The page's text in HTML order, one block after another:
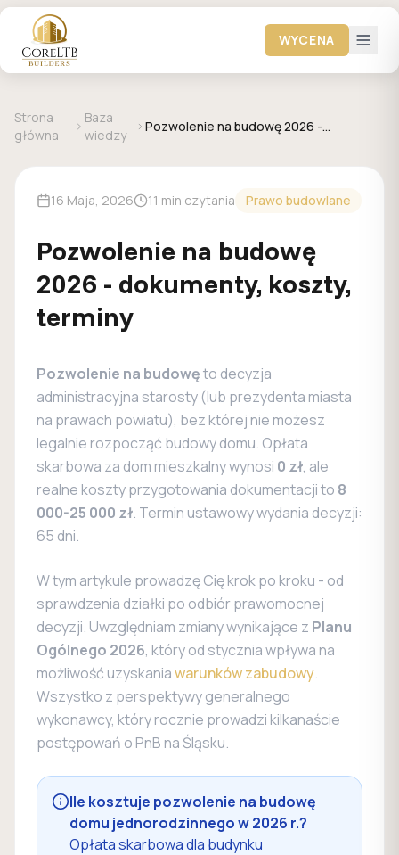
WYCENA
Strona
główna
Baza
wiedzy
Pozwolenie na budowę 2026 -
16 Maja, 2026 11 min czytania Prawo budowlane
Pozwolenie na budowę
2026 - dokumenty, koszty,
terminy
Pozwolenie na budowęto decyzja
administracyjna starosty (lub prezydenta miasta
na prawach powiatu), bez której nie możesz
legalnie rozpocząć budowy domu. Opłata
skarbowa za dom mieszkalny wynosi 0 zł, ale
realne koszty przygotowania dokumentacji to 8
000-25 000 zł. Termin ustawowy wydania decyzji:
65 dni.
W tym artykule prowadzę Cię krok po kroku - od
sprawdzenia działki po odbiór prawomocnej
decyzji. Uwzględniam zmiany wynikające z Planu
Ogólnego 2026, który od stycznia wpływa na
możliwość uzyskaniawarunków zabudowy.
Wszystko z perspektywy generalnego
wykonawcy, który rocznie prowadzi kilkanaście
postępowań o PnB na Śląsku.
Ile kosztuje pozwolenie na budowę
domu jednorodzinnego w 2026 r.?
Opłata skarbowa dla budynku